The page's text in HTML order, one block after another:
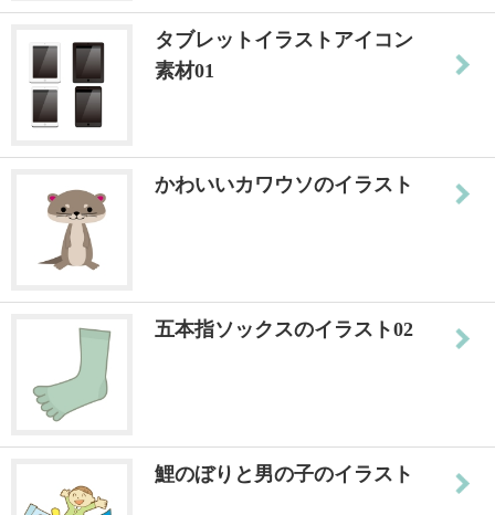
タブレットイラストアイコン
素材01
かわいいカワウソのイラスト
五本指ソックスのイラスト02
鯉のぼりと男の子のイラスト